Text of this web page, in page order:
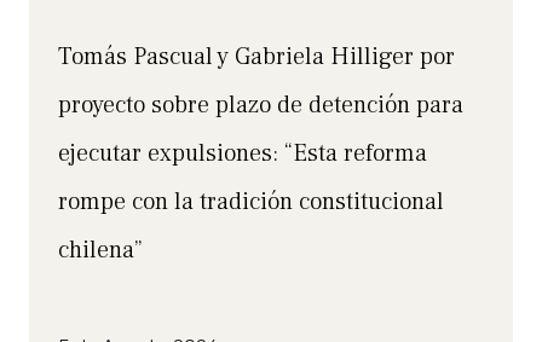
Tomás Pascual y Gabriela Hilliger por
proyecto sobre plazo de detención para
ejecutar expulsiones: “Esta reforma
rompe con la tradición constitucional
chilena”